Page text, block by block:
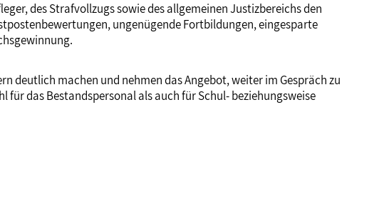
des Strafvollzugs sowie des allgemeinen Justizbereichs den
ungenügende Fortbildungen, eingesparte
deutlich machen und nehmen das Angebot, weiter im Gespräch zu
das Bestandspersonal als auch für Schul- beziehungsweise